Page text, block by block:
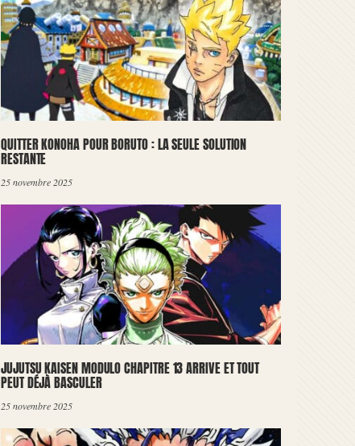
QUITTER KONOHA POUR BORUTO : LA SEULE SOLUTION
RESTANTE
25 novembre 2025
JUJUTSU KAISEN MODULO CHAPITRE 13 ARRIVE ET TOUT
PEUT DÉJÀ BASCULER
25 novembre 2025